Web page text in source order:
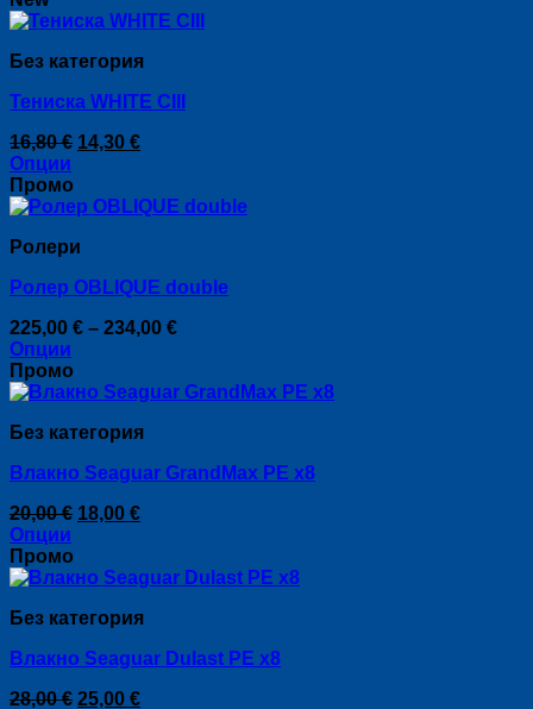
the
page
Без категория
Тениска WHITE CIII
16,80€ Original
16,80 €.
14,30 €Текущата
14,30 €.
Опции
This
product
multiple
The
may
be
chosen
on
the
product
page
Промо
Ролери
Ролер OBLIQUE double
225,00 € – 234,00 €Price
through
Опции
This
product
multiple
The
may
be
chosen
on
the
product
page
Промо
Без категория
Влакно Seaguar GrandMax PE x8
20,00€ Original
20,00 €.
18,00 €Текущата
18,00 €.
Опции
This
product
multiple
The
Промо
Без категория
Влакно Seaguar Dulast PE x8
28,00€ Original
25,00 €Текущата